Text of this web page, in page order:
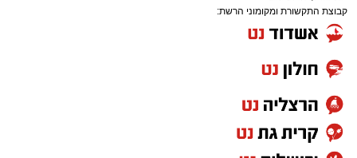
קבוצת התקשורת ומקומוני הרשת: